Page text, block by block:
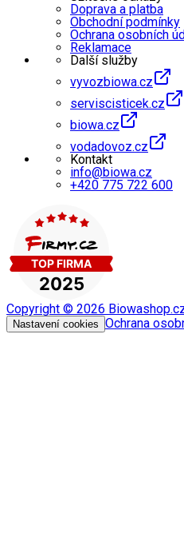
Doprava a platba
Obchodní podmínky
Ochrana osobních
Reklamace
Další služby
vyvozbiowa.cz
serviscisticek.cz
biowa.cz
vodadovoz.cz
Kontakt
info@biowa.cz
+420 775 722 600
Copyright © 2026
Nastavení cookies Ochrana